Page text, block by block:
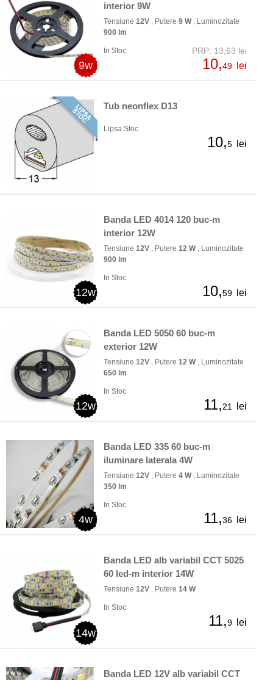
9w
interior 9W
Tensiune 12V , Putere 9 W, Luminozitate
900 lm
In Stoc PRP: 13,63 lei
10,49 lei
Tub neonflex D13
Lipsa Stoc
10,5 lei
12w
Banda LED 4014 120 buc-m
interior 12W
Tensiune 12V , Putere 12 W, Luminozitate
900 lm
In Stoc
10,59 lei
12w
Banda LED 5050 60 buc-m
exterior 12W
Tensiune 12V , Putere 12 W, Luminozitate
650 lm
In Stoc
11,21 lei
4w
Banda LED 335 60 buc-m
iluminare laterala 4W
Tensiune 12V , Putere 4 W, Luminozitate
350 lm
In Stoc
11,36 lei
14w
Banda LED alb variabil CCT 5025
60 led-m interior 14W
Tensiune 12V , Putere 14 W
In Stoc
11,9 lei
Banda LED 12V alb variabil CCT